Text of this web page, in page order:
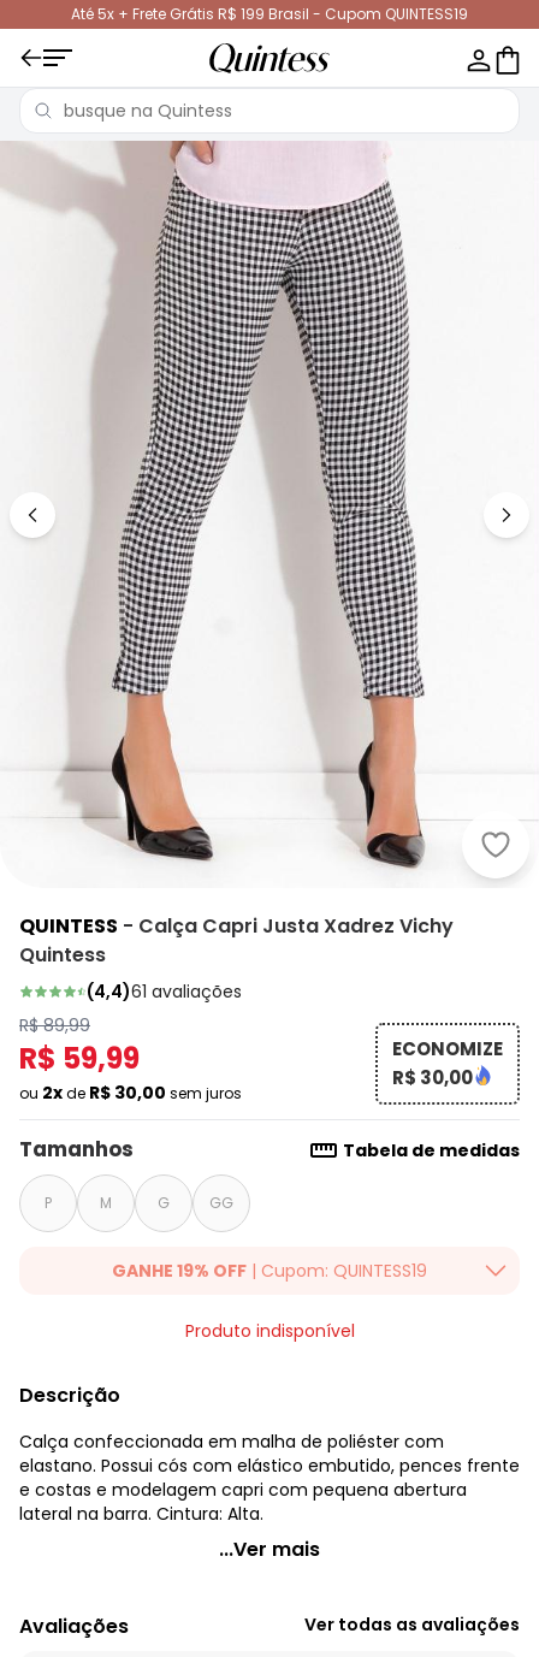
Até 5x + Frete Grátis R$ 199 Brasil - Cupom QUINTESS19
QUINTESS - Calça Capri Justa Xadrez Vichy
Quintess
(4,4)61 avaliações
R$ 89,99
R$ 59,99
ou 2xde R$ 30,00 sem juros
ECONOMIZE
R$ 30,00
Tamanhos Tabela de medidas
P M G GG
GANHE 19% OFF | Cupom: QUINTESS19
QUINTESS19. Válido para toda loja Quintess, até 07/08/2026.
Produto indisponível
Descrição
Calça confeccionada em malha de poliéster com
elastano. Possui cós com elástico embutido, pences frente
e costas e modelagem capri com pequena abertura
lateral na barra. Cintura: Alta.
Quintess - Calça Capri Justa Xadrez Vichy Quintess
Modelagem: Justo
Cintura: Alta
...Ver mais
Avaliações Ver todas as avaliações